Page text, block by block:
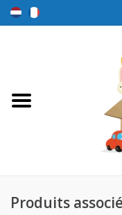
Jouets
Produits